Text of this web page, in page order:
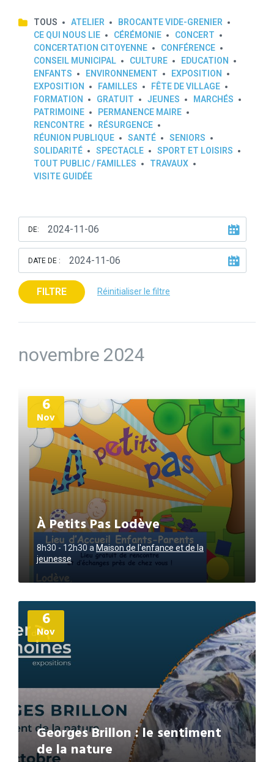
TOUS ATELIER
BROCANTE VIDE-GRENIER
CE QUI NOUS LIE
CÉRÉMONIE
CONCERT
CONCERTATION CITOYENNE
CONFÉRENCE
CONSEIL MUNICIPAL
CULTURE
EDUCATION
ENFANTS
ENVIRONNEMENT
EXPOSITION
EXPOSITION
FAMILLES
FÊTE DE VILLAGE
FORMATION
GRATUIT JEUNES
MARCHÉS
PATRIMOINE
PERMANENCE MAIRE
RENCONTRE
RÉSURGENCE
RÉUNION PUBLIQUE
SANTÉ
SENIORS
SOLIDARITÉ
SPECTACLE
SPORT ET LOISIRS
TOUT PUBLIC / FAMILLES
TRAVAUX
VISITE GUIDÉE
DE:
DATE DE :
FILTRE Réinitialiser le filtre
novembre 2024
6
Nov
À Petits Pas Lodève
8h30 - 12h30 a Maison de l'enfance et de la
jeunesse
d'informations
6
Nov
Georges Brillon : le sentiment
de la nature
Plus
d'informations